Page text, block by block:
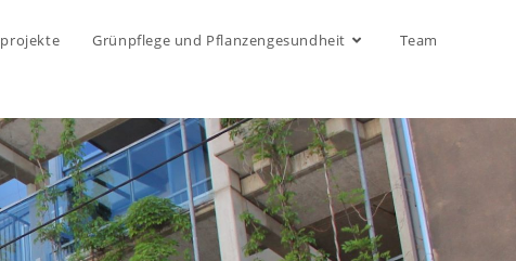
Grünpflege und Pflanzengesundheit Team